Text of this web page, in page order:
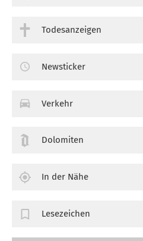
Todesanzeigen
Newsticker
Verkehr
Dolomiten
In der Nähe
Lesezeichen